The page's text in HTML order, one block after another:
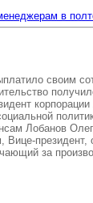
в
своим
Лобанов
президент,
за